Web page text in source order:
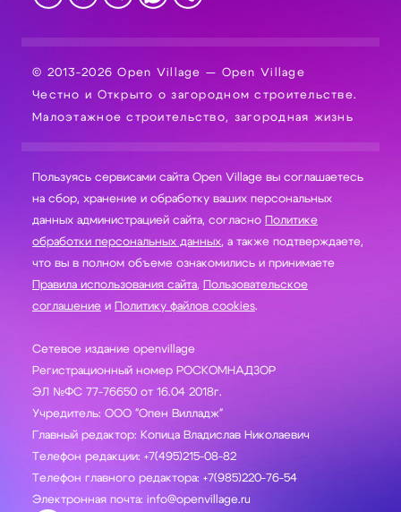
© 2013-2026 Open Village — Open Village
Честно и Открыто о загородном строительстве.
Малоэтажное строительство, загородная жизнь
Пользуясь сервисами сайта Open Village вы соглашаетесь
на сбор, хранение и обработку ваших персональных
данных администрацией сайта, согласно Политике
обработки персональных данных, а также подтверждаете,
что вы в полном объеме ознакомились и принимаете
Правила использования сайта, Пользовательское
соглашение и Политику файлов cookies.
Сетевое издание openvillage
Регистрационный номер РОСКОМНАДЗОР
ЭЛ №ФС 77-76650 от 16.04 2018г.
Учредитель: ООО "Опен Вилладж"
Главный редактор: Копица Владислав Николаевич
Телефон редакции: +7(495)215-08-82
Телефон главного редактора: +7(985)220-76-54
Электронная почта: info@openvillage.ru